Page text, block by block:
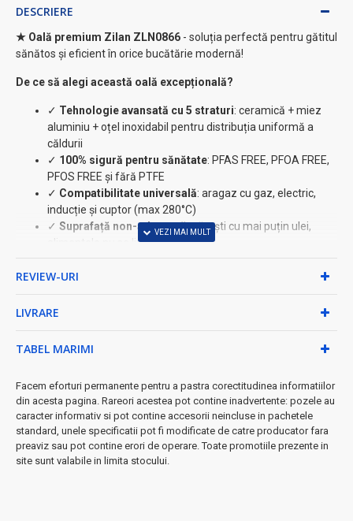
DESCRIERE
★ Oală premium Zilan ZLN0866 - soluția perfectă pentru gătitul
sănătos și eficient în orice bucătărie modernă!
De ce să alegi această oală excepțională?
✓ Tehnologie avansată cu 5 straturi: ceramică + miez
aluminiu + oțel inoxidabil pentru distribuția uniformă a
căldurii
✓ 100% sigură pentru sănătate: PFAS FREE, PFOA FREE,
PFOS FREE și fără PTFE
✓ Compatibilitate universală: aragaz cu gaz, electric,
inducție și cuptor (max 280°C)
✓ Suprafață non-aderентă: gătești cu mai puțin ulei,
alimentele nu se lipesc
✓Ușor de întreținut
: compatibilă mașina de spălat vase ⚡
• Înălțime: 10.5 cm
• Material: 5 straturi premium
• Include capac
◆ Beneficii exclusive:
→ Gătire uniformă și eficientă
→ Economisești energie datorită distribuției optime a
REVIEW-URI
LIVRARE
TABEL MARIMI
Facem eforturi permanente pentru a pastra corectitudinea informatiilor
din acesta pagina. Rareori acestea pot contine inadvertente: pozele au
caracter informativ si pot contine accesorii neincluse in pachetele
standard, unele specificatii pot fi modificate de catre producator fara
preaviz sau pot contine erori de operare. Toate promotiile prezente in
site sunt valabile in limita stocului.